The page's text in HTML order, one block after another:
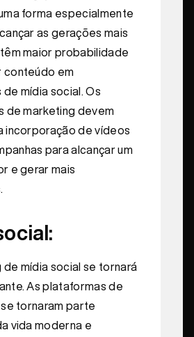
forma especialmente
as gerações mais
maior probabilidade
conteúdo em
mídia social. Os
de marketing devem
incorporação de vídeos
para alcançar um
e gerar mais
de mídia social se tornará
As plataformas de
tornaram parte
vida moderna e